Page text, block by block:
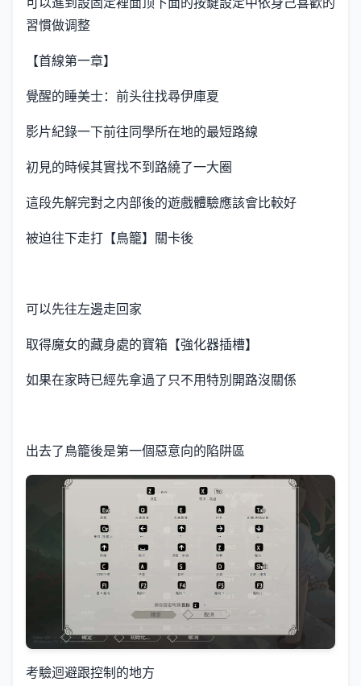
習慣做调整
【首線第一章】
覺醒的睡美士：前头往找尋伊庫夏
影片紀錄一下前往同學所在地的最短路線
初見的時候其實找不到路繞了一大圈
這段先解完對之内部後的遊戲體驗應該會比較好
被迫往下走打【鳥籠】關卡後
可以先往左邊走回家
取得魔女的藏身處的寶箱【強化器插槽】
如果在家時已經先拿過了只不用特別開路沒關係
出去了鳥籠後是第一個惡意向的陷阱區
考驗迴避跟控制的地方